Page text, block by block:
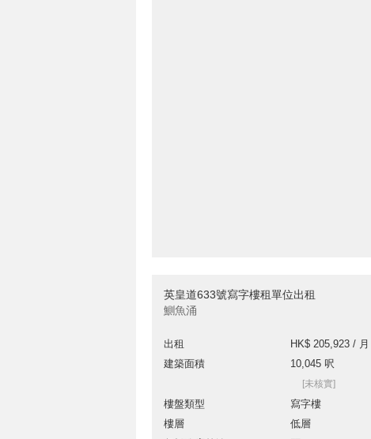
英皇道633號寫字樓租單位出租
鰂魚涌
出租
HK$ 205,923 / 月
建築面積
10,045 呎
[未核實]
樓盤類型
寫字樓
樓層
低層